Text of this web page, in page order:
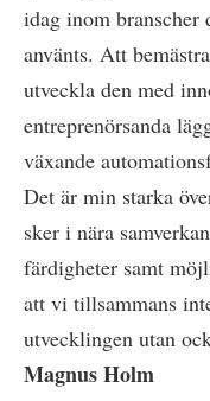
idag inom branscher
använts. Att
utveckla den med
entreprenörsanda
växande
Det är min starka
sker i nära
färdigheter samt
att vi tillsammans
utvecklingen utan
Magnus Holm